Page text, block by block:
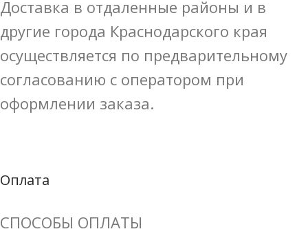
Доставка в отдаленные районы и в
другие города Краснодарского края
осуществляется по предварительному
согласованию с оператором при
оформлении заказа.
Оплата
СПОСОБЫ ОПЛАТЫ